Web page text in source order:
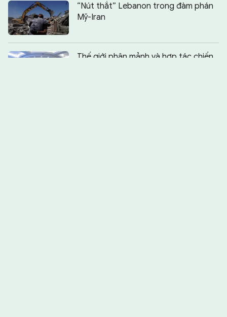
“Nút thắt” Lebanon trong đàm phán
Mỹ-Iran
Thế giới phân mảnh và hợp tác chiến